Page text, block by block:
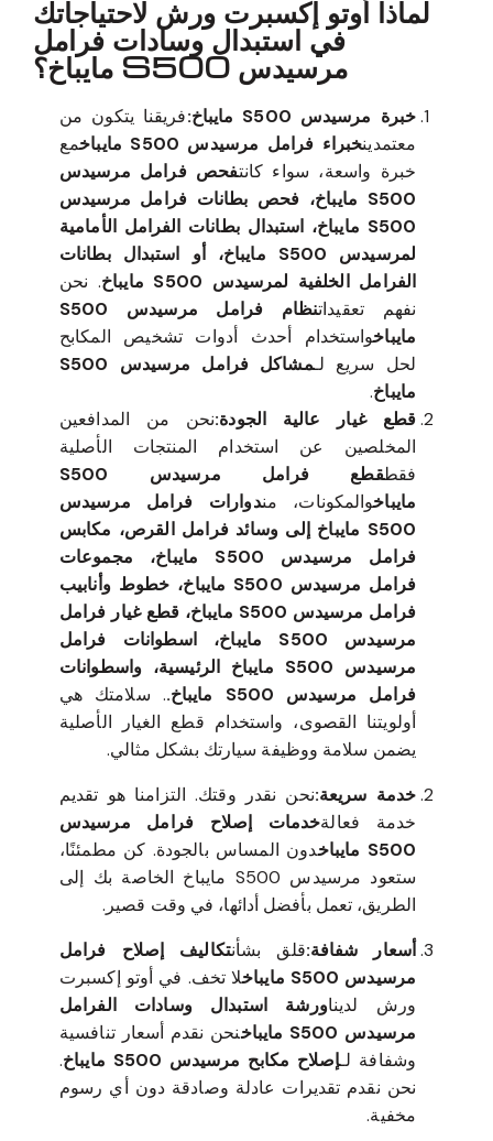
لماذا أوتو إكسبرت ورش لاحتياجاتك
في استبدال وسادات فرامل
مرسيدس S500 مايباخ؟
خبرة مرسيدس S500 مايباخ:
فريقنا يتكون من
معتمدينخبراء فرامل مرسيدس S500 مايباخ
مع
خبرة واسعة، سواء كانتفحص فرامل مرسيدس
S500 مايباخ، فحص بطانات فرامل مرسيدس
S500 مايباخ، استبدال بطانات الفرامل الأمامية
لمرسيدس S500 مايباخ، أو استبدال بطانات
الفرامل الخلفية لمرسيدس S500 مايباخ
. نحن
نفهم تعقيدات
نظام فرامل مرسيدس S500
مايباخ واستخدام أحدث أدوات تشخيص المكابح
لحل سريع لـ
مايباخ
قطع غيار عالية الجودة:
نحن من المدافعين
المخلصين عن استخدام المنتجات الأصلية
فقط
قطع فرامل مرسيدس S500
مايباخوالمكونات، مندوارات فرامل مرسيدس
S500 مايباخ إلى وسائد فرامل القرص، مكابس
فرامل مرسيدس S500 مايباخ، مجموعات
فرامل مرسيدس S500 مايباخ، خطوط وأنابيب
فرامل مرسيدس S500 مايباخ، قطع غيار فرامل
مرسيدس S500 مايباخ، اسطوانات فرامل
مرسيدس S500 مايباخ الرئيسية، واسطوانات
فرامل مرسيدس S500 مايباخ.
. سلامتك هي
أولويتنا القصوى، واستخدام قطع الغيار الأصلية
يضمن سلامة ووظيفة سيارتك بشكل مثالي.
خدمة سريعة:نحن نقدر وقتك. التزامنا هو تقديم
خدمة فعالةخدمات إصلاح فرامل مرسيدس
S500 مايباخ
دون المساس بالجودة. كن مطمئنًا،
ستعود مرسيدس S500 مايباخ الخاصة بك إلى
الطريق، تعمل بأفضل أدائها، في وقت قصير.
أسعار شفافة:قلق بشأن تكاليف إصلاح فرامل
مرسيدس S500 مايباخ
لا تخف. في أوتو إكسبرت
ورش لديناورشة استبدال وسادات الفرامل
مرسيدس S500 مايباخ
نحن نقدم أسعار تنافسية
وشفافة لـ إصلاح مكابح مرسيدس S500 مايباخ
.
نحن نقدم تقديرات عادلة وصادقة دون أي رسوم